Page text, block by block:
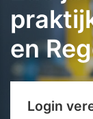
en
Login